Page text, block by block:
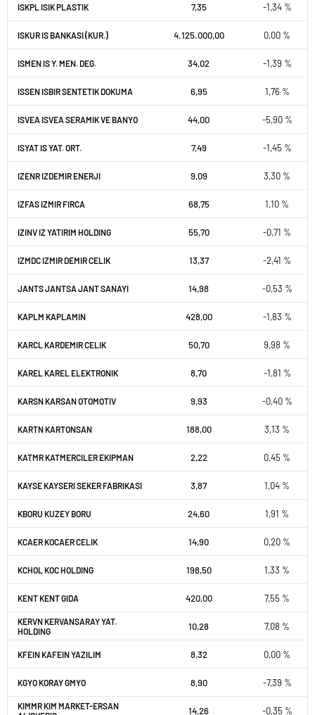
ISKPL ISIK PLASTIK 7,35 -1,34 %
ISKUR IS BANKASI (KUR.) 4.125.000,00 0,00 %
ISMEN IS Y. MEN. DEG. 34,02 -1,39 %
ISSEN ISBIR SENTETIK DOKUMA 6,95 1,76 %
ISVEA ISVEA SERAMIK VE BANYO 44,00 -5,90 %
ISYAT IS YAT. ORT. 7,49 -1,45 %
IZENR IZDEMIR ENERJI 9,09 3,30 %
IZFAS IZMIR FIRCA 68,75 1,10 %
IZINV IZ YATIRIM HOLDING 55,70 -0,71 %
IZMDC IZMIR DEMIR CELIK 13,37 -2,41 %
JANTS JANTSA JANT SANAYI 14,98 -0,53 %
KAPLM KAPLAMIN 428,00 -1,83 %
KARCL KARDEMIR CELIK 50,70 9,98 %
KAREL KAREL ELEKTRONIK 8,70 -1,81 %
KARSN KARSAN OTOMOTIV 9,93 -0,40 %
KARTN KARTONSAN 188,00 3,13 %
KATMR KATMERCILER EKIPMAN 2,22 0,45 %
KAYSE KAYSERI SEKER FABRIKASI 3,87 1,04 %
KBORU KUZEY BORU 24,60 1,91 %
KCAER KOCAER CELIK 14,90 0,20 %
KCHOL KOC HOLDING 198,50 1,33 %
KENT KENT GIDA 420,00 7,55 %
KERVN KERVANSARAY YAT.
HOLDING
10,28 7,08 %
KFEIN KAFEIN YAZILIM 8,32 0,00 %
KGYO KORAY GMYO 8,90 -7,39 %
KIMMR KIM MARKET-ERSAN
14,26 -0,35 %